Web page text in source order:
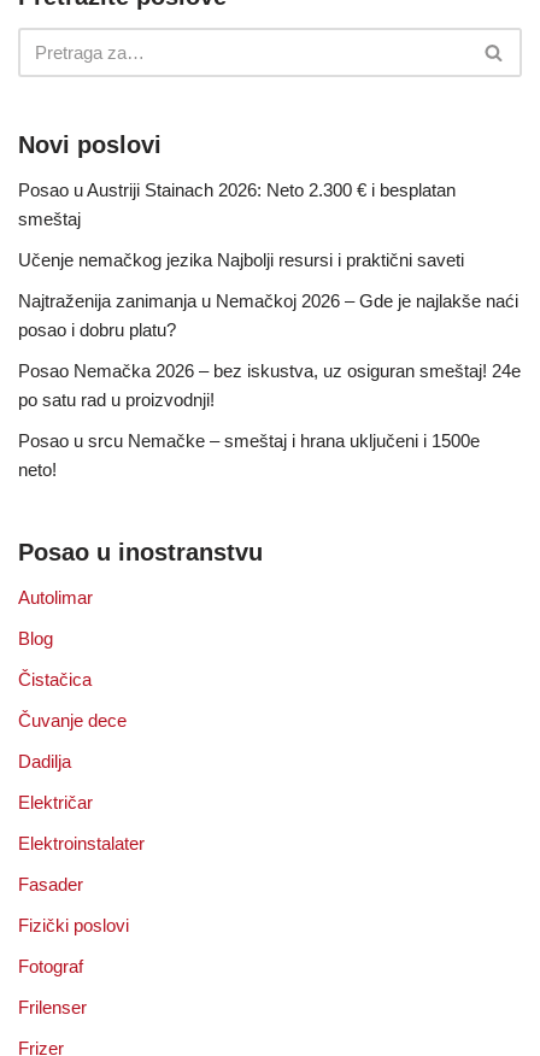
Novi poslovi
Posao u Austriji Stainach 2026: Neto 2.300 € i besplatan
smeštaj
Učenje nemačkog jezika Najbolji resursi i praktični saveti
Najtraženija zanimanja u Nemačkoj 2026 – Gde je najlakše naći
posao i dobru platu?
Posao Nemačka 2026 – bez iskustva, uz osiguran smeštaj! 24e
po satu rad u proizvodnji!
Posao u srcu Nemačke – smeštaj i hrana uključeni i 1500e
neto!
Posao u inostranstvu
Autolimar
Blog
Čistačica
Čuvanje dece
Dadilja
Električar
Elektroinstalater
Fasader
Fizički poslovi
Fotograf
Frilenser
Frizer